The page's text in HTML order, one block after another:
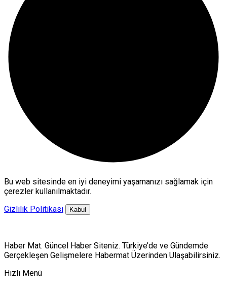
Bu web sitesinde en iyi deneyimi yaşamanızı sağlamak için
çerezler kullanılmaktadır.
Gizlilik Politikası
Kabul
Haber Mat. Güncel Haber Siteniz. Türkiye’de ve Gündemde
Gerçekleşen Gelişmelere Habermat Üzerinden Ulaşabilirsiniz.
Hızlı Menü